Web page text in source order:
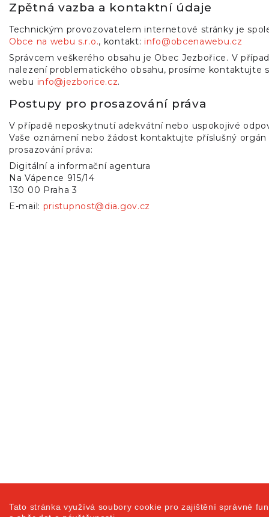
Zpětná vazba a kontaktní údaje
Technickým provozovatelem internetové stránky je
Obce na webu s.r.o., kontakt: info@obcenawebu.cz
Správcem veškerého obsahu je Obec Jezbořice. V
nalezení problematického obsahu, prosíme kontaktujte
webu info@jezborice.cz.
Postupy pro prosazování práva
V případě neposkytnutí adekvátní nebo uspokojivé
Vaše oznámení nebo žádost kontaktujte příslušný orgán
prosazování práva:
Digitální a informační agentura
Na Vápence 915/14
130 00 Praha 3
E-mail: pristupnost@dia.gov.cz
Tato stránka využívá soubory cookie pro zajištění správné